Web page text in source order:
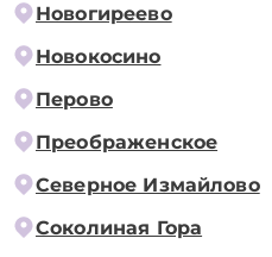
Новогиреево
Новокосино
Перово
Преображенское
Северное Измайлово
Соколиная Гора